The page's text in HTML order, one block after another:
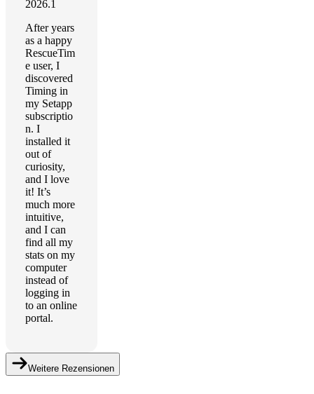
2026.1
After years
as a happy
RescueTim
e user, I
discovered
Timing in
my Setapp
subscriptio
n. I
installed it
out of
curiosity,
and I love
it! It’s
much more
intuitive,
and I can
find all my
stats on my
computer
instead of
logging in
to an online
portal.
Weitere Rezensionen